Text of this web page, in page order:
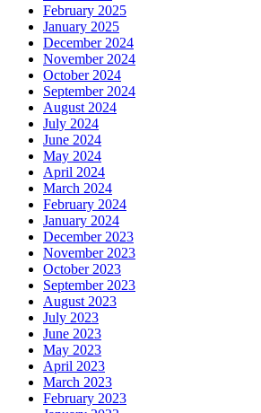
February 2025
January 2025
December 2024
November 2024
October 2024
September 2024
August 2024
July 2024
June 2024
May 2024
April 2024
March 2024
February 2024
January 2024
December 2023
November 2023
October 2023
September 2023
August 2023
July 2023
June 2023
May 2023
April 2023
March 2023
February 2023